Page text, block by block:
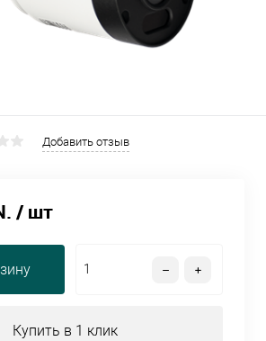
Добавить отзыв
/ шт
Купить в 1 клик